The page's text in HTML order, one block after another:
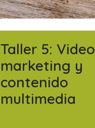
Taller 5: Video
marketing y
contenido
multimedia